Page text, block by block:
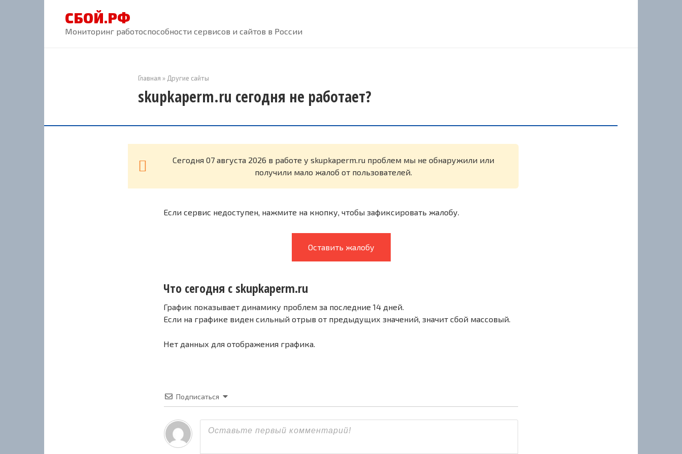
СБОЙ.РФ
Мониторинг работоспособности сервисов и сайтов в России
Главная » Другие сайты
skupkaperm.ru сегодня не работает?
Cегодня 07 августа 2026 в работе у skupkaperm.ru проблем мы не обнаружили или
получили мало жалоб от пользователей.
Если сервис недоступен, нажмите на кнопку, чтобы зафиксировать жалобу.
Оставить жалобу
Что сегодня с skupkaperm.ru
График показывает динамику проблем за последние 14 дней.
Если на графике виден сильный отрыв от предыдущих значений, значит сбой массовый.
Нет данных для отображения графика.
Подписаться